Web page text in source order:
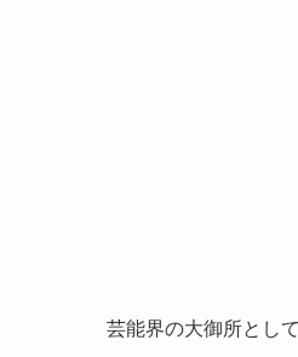
芸能界の大御所とし